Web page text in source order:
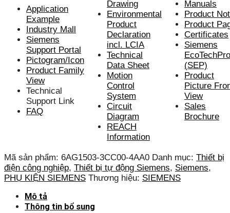
Application
Example
Industry Mall
Siemens
Support Portal
Pictogram/Icon
Product Family
View
Technical
Support Link
FAQ
Drawing
Environmental
Product
Declaration
incl. LCIA
Technical
Data Sheet
Motion
Control
System
Circuit
Diagram
REACH
Information
Manuals
Product
Product
Certificates
Siemens
(SEP)
Product
Picture
View
Sales
Brochure
Mã sản phẩm: 6AG1503-3CC00-4AA0 Danh mục: Thiết bị
điện công nghiệp, Thiết bị tự động Siemens, Siemens,
PHỤ KIỆN SIEMENS Thương hiệu: SIEMENS
Mô tả
Thông tin bổ sung